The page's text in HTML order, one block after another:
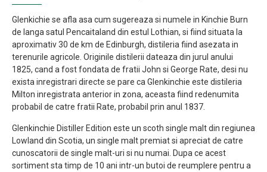
Glenkichie se afla asa cum sugereaza si numele in Kinchie Burn
de langa satul Pencaitaland din estul Lothian, si fiind situata la
aproximativ 30 de km de Edinburgh, distileria fiind asezata in
terenurile agricole. Originile distilerii dateaza din jurul anului
1825, cand a fost fondata de fratii John si George Rate, desi nu
exista inregistrari directe se pare ca Glenkinchie este distileria
Milton inregistrata anterior in zona, aceasta fiind redenumita
probabil de catre fratii Rate, probabil prin anul 1837.
Glenkinchie Distiller Edition este un scoth single malt din regiunea
Lowland din Scotia, un single malt premiat si apreciat de catre
cunoscatorii de single malt-uri si nu numai. Dupa ce acest
sortiment sta timp de 10 ani intr-un butoi de reumplere pentru a